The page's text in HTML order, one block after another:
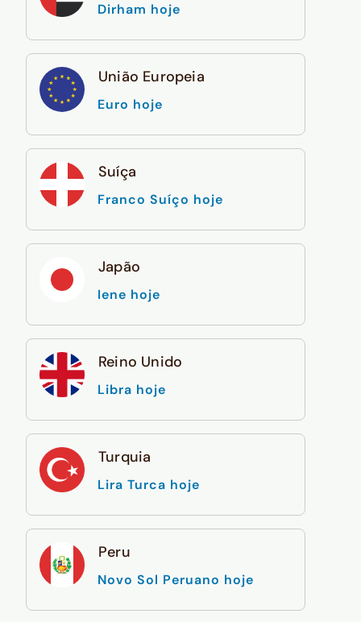
Dirham hoje
União Europeia
Euro hoje
Suíça
Franco Suíço hoje
Japão
Iene hoje
Reino Unido
Libra hoje
Turquia
Lira Turca hoje
Peru
Novo Sol Peruano hoje